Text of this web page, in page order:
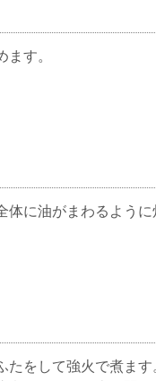
す。
に油がまわるように
をして強火で煮ま